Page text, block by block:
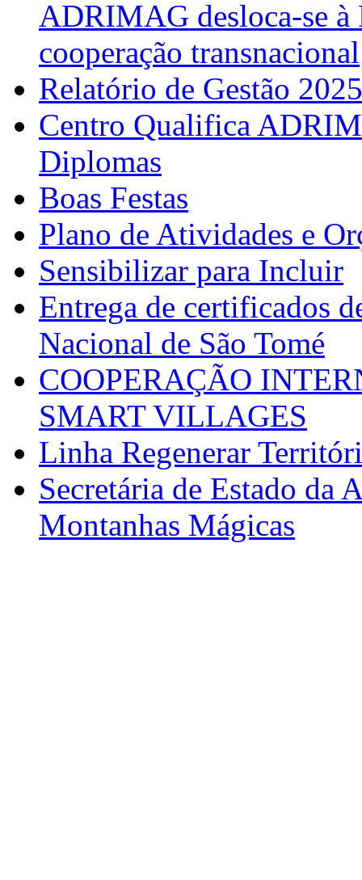
ADRIMAG desloca-se
cooperação transnacional
Relatório de Gestão 2025
Centro Qualifica
Diplomas
Boas Festas
Plano de Atividades e
Sensibilizar para Incluir
Entrega de certificados
Nacional de São Tomé
COOPERAÇÃO
SMART VILLAGES
Linha Regenerar
Secretária de Estado da
Montanhas Mágicas